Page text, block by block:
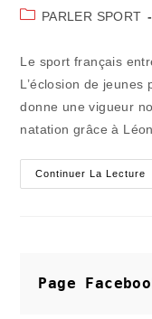
de
PostPARLER SPORT
Le sport français
L’éclosion de
donne une vigueur
natation grâce à
Continuer La Lecture
Page